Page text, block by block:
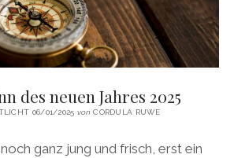
3,9)
des neuen Jahres 2025
06/01/2025 von CORDULA RUWE
ganz jung und frisch, erst ein